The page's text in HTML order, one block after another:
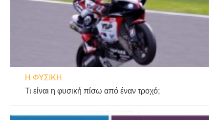
Η ΦΥΣΙΚΗ
Τι είναι η φυσική πίσω από έναν τροχό;